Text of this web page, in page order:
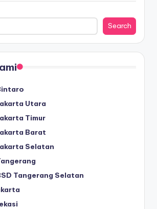
Search
Utara
Timur
Barat
Selatan
Tangerang Selatan